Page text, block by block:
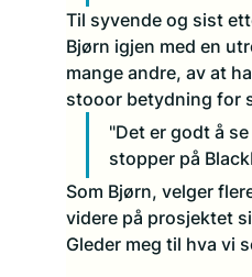
Til syvende og sist
Bjørn igjen med en
mange andre, av at
stooor betydning for
"Det er godt å
stopper på
Som Bjørn, velger
videre på prosjektet
Gleder meg til hva vi